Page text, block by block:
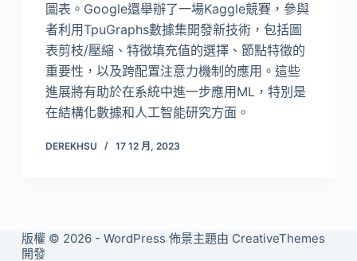
圖表。Google還舉辦了一場Kaggle競賽，參與
者利用TpuGraphs數據集開發新技術，包括圖
表剪枝/壓縮、特徵填充值的選擇、節點特徵的
重要性，以及跨配置注意力機制的應用。這些
進展將有助於在系統中進一步應用ML，特別是
在結構化數據和人工智能研究方面。
DEREKHSU 17 12 月, 2023
版權 © 2026 - WordPress 佈景主題由 CreativeThemes
開發